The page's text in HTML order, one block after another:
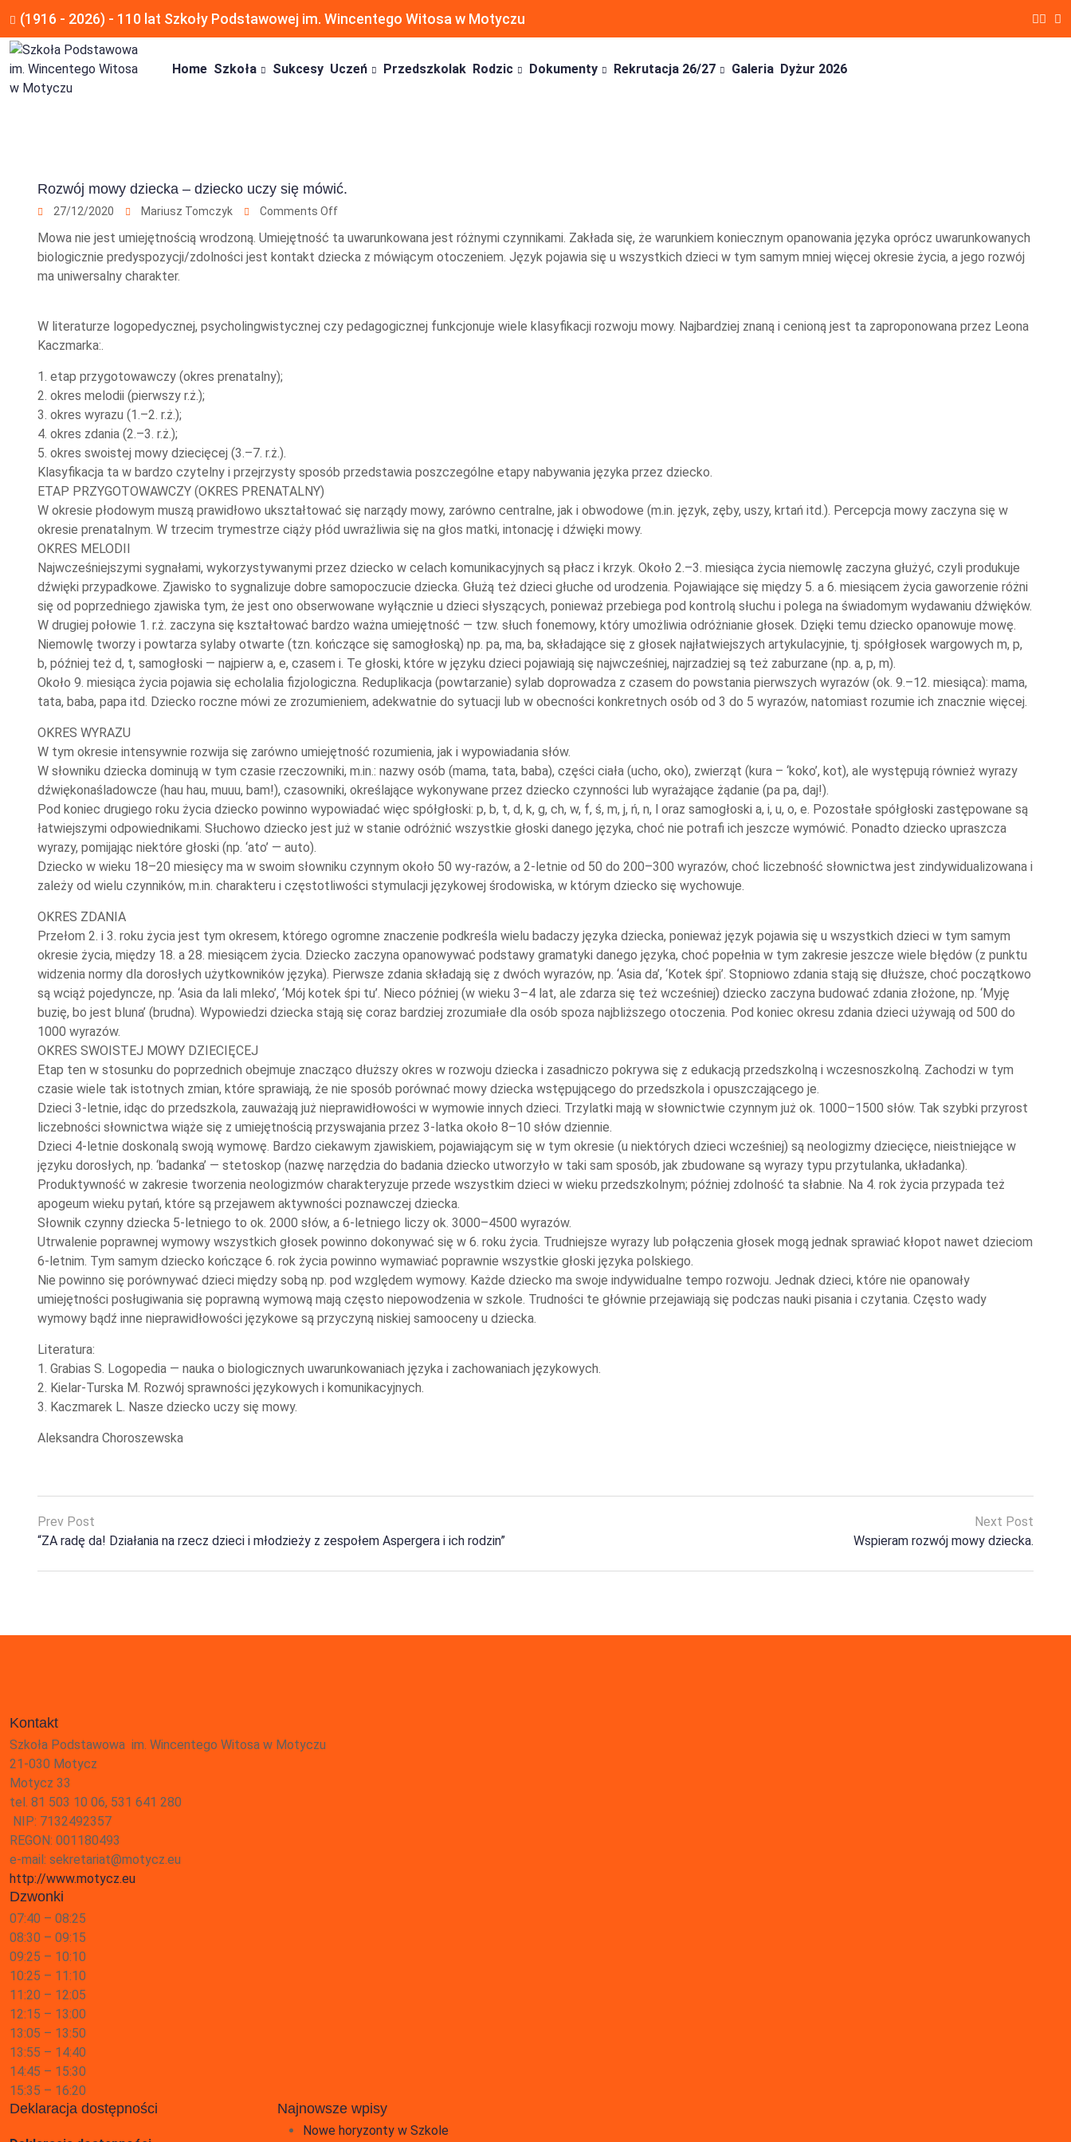
(1916 - 2026) - 110 lat Szkoły Podstawowej im. Wincentego Witosa w Motyczu
Home Szkoła Sukcesy Uczeń Przedszkolak Rodzic Dokumenty Rekrutacja 26/27 Galeria Dyżur 2026
Rozwój mowy dziecka – dziecko uczy się mówić.
27/12/2020 Mariusz Tomczyk Comments Off
Mowa nie jest umiejętnością wrodzoną. Umiejętność ta uwarunkowana jest różnymi czynnikami. Zakłada się, że warunkiem koniecznym opanowania języka oprócz uwarunkowanych
biologicznie predyspozycji/zdolności jest kontakt dziecka z mówiącym otoczeniem. Język pojawia się u wszystkich dzieci w tym samym mniej więcej okresie życia, a jego rozwój
ma uniwersalny charakter.
W literaturze logopedycznej, psycholingwistycznej czy pedagogicznej funkcjonuje wiele klasyfikacji rozwoju mowy. Najbardziej znaną i cenioną jest ta zaproponowana przez Leona
Kaczmarka:.
1. etap przygotowawczy (okres prenatalny);
2. okres melodii (pierwszy r.ż.);
3. okres wyrazu (1.–2. r.ż.);
4. okres zdania (2.–3. r.ż.);
5. okres swoistej mowy dziecięcej (3.–7. r.ż.).
Klasyfikacja ta w bardzo czytelny i przejrzysty sposób przedstawia poszczególne etapy nabywania języka przez dziecko.
ETAP PRZYGOTOWAWCZY (OKRES PRENATALNY)
W okresie płodowym muszą prawidłowo ukształtować się narządy mowy, zarówno centralne, jak i obwodowe (m.in. język, zęby, uszy, krtań itd.). Percepcja mowy zaczyna się w
okresie prenatalnym. W trzecim trymestrze ciąży płód uwrażliwia się na głos matki, intonację i dźwięki mowy.
OKRES MELODII
Najwcześniejszymi sygnałami, wykorzystywanymi przez dziecko w celach komunikacyjnych są płacz i krzyk. Około 2.–3. miesiąca życia niemowlę zaczyna głużyć, czyli produkuje
dźwięki przypadkowe. Zjawisko to sygnalizuje dobre samopoczucie dziecka. Głużą też dzieci głuche od urodzenia. Pojawiające się między 5. a 6. miesiącem życia gaworzenie różni
się od poprzedniego zjawiska tym, że jest ono obserwowane wyłącznie u dzieci słyszących, ponieważ przebiega pod kontrolą słuchu i polega na świadomym wydawaniu dźwięków.
W drugiej połowie 1. r.ż. zaczyna się kształtować bardzo ważna umiejętność — tzw. słuch fonemowy, który umożliwia odróżnianie głosek. Dzięki temu dziecko opanowuje mowę.
Niemowlę tworzy i powtarza sylaby otwarte (tzn. kończące się samogłoską) np. pa, ma, ba, składające się z głosek najłatwiejszych artykulacyjnie, tj. spółgłosek wargowych m, p,
b, później też d, t, samogłoski — najpierw a, e, czasem i. Te głoski, które w języku dzieci pojawiają się najwcześniej, najrzadziej są też zaburzane (np. a, p, m).
Około 9. miesiąca życia pojawia się echolalia fizjologiczna. Reduplikacja (powtarzanie) sylab doprowadza z czasem do powstania pierwszych wyrazów (ok. 9.–12. miesiąca): mama,
tata, baba, papa itd. Dziecko roczne mówi ze zrozumieniem, adekwatnie do sytuacji lub w obecności konkretnych osób od 3 do 5 wyrazów, natomiast rozumie ich znacznie więcej.
OKRES WYRAZU
W tym okresie intensywnie rozwija się zarówno umiejętność rozumienia, jak i wypowiadania słów.
W słowniku dziecka dominują w tym czasie rzeczowniki, m.in.: nazwy osób (mama, tata, baba), części ciała (ucho, oko), zwierząt (kura – ‘koko’, kot), ale występują również wyrazy
dźwiękonaśladowcze (hau hau, muuu, bam!), czasowniki, określające wykonywane przez dziecko czynności lub wyrażające żądanie (pa pa, daj!).
Pod koniec drugiego roku życia dziecko powinno wypowiadać więc spółgłoski: p, b, t, d, k, g, ch, w, f, ś, m, j, ń, n, l oraz samogłoski a, i, u, o, e. Pozostałe spółgłoski zastępowane są
łatwiejszymi odpowiednikami. Słuchowo dziecko jest już w stanie odróżnić wszystkie głoski danego języka, choć nie potrafi ich jeszcze wymówić. Ponadto dziecko upraszcza
wyrazy, pomijając niektóre głoski (np. ‘ato’ — auto).
Dziecko w wieku 18–20 miesięcy ma w swoim słowniku czynnym około 50 wy-razów, a 2-letnie od 50 do 200–300 wyrazów, choć liczebność słownictwa jest zindywidualizowana i
zależy od wielu czynników, m.in. charakteru i częstotliwości stymulacji językowej środowiska, w którym dziecko się wychowuje.
OKRES ZDANIA
Przełom 2. i 3. roku życia jest tym okresem, którego ogromne znaczenie podkreśla wielu badaczy języka dziecka, ponieważ język pojawia się u wszystkich dzieci w tym samym
okresie życia, między 18. a 28. miesiącem życia. Dziecko zaczyna opanowywać podstawy gramatyki danego języka, choć popełnia w tym zakresie jeszcze wiele błędów (z punktu
widzenia normy dla dorosłych użytkowników języka). Pierwsze zdania składają się z dwóch wyrazów, np. ‘Asia da’, ‘Kotek śpi’. Stopniowo zdania stają się dłuższe, choć początkowo
są wciąż pojedyncze, np. ‘Asia da lali mleko’, ‘Mój kotek śpi tu’. Nieco później (w wieku 3–4 lat, ale zdarza się też wcześniej) dziecko zaczyna budować zdania złożone, np. ‘Myję
buzię, bo jest bluna’ (brudna). Wypowiedzi dziecka stają się coraz bardziej zrozumiałe dla osób spoza najbliższego otoczenia. Pod koniec okresu zdania dzieci używają od 500 do
1000 wyrazów.
OKRES SWOISTEJ MOWY DZIECIĘCEJ
Etap ten w stosunku do poprzednich obejmuje znacząco dłuższy okres w rozwoju dziecka i zasadniczo pokrywa się z edukacją przedszkolną i wczesnoszkolną. Zachodzi w tym
czasie wiele tak istotnych zmian, które sprawiają, że nie sposób porównać mowy dziecka wstępującego do przedszkola i opuszczającego je.
Dzieci 3-letnie, idąc do przedszkola, zauważają już nieprawidłowości w wymowie innych dzieci. Trzylatki mają w słownictwie czynnym już ok. 1000–1500 słów. Tak szybki przyrost
liczebności słownictwa wiąże się z umiejętnością przyswajania przez 3-latka około 8–10 słów dziennie.
Dzieci 4-letnie doskonalą swoją wymowę. Bardzo ciekawym zjawiskiem, pojawiającym się w tym okresie (u niektórych dzieci wcześniej) są neologizmy dziecięce, nieistniejące w
języku dorosłych, np. ‘badanka’ — stetoskop (nazwę narzędzia do badania dziecko utworzyło w taki sam sposób, jak zbudowane są wyrazy typu przytulanka, układanka).
Produktywność w zakresie tworzenia neologizmów charakteryzuje przede wszystkim dzieci w wieku przedszkolnym; później zdolność ta słabnie. Na 4. rok życia przypada też
apogeum wieku pytań, które są przejawem aktywności poznawczej dziecka.
Słownik czynny dziecka 5-letniego to ok. 2000 słów, a 6-letniego liczy ok. 3000–4500 wyrazów.
Utrwalenie poprawnej wymowy wszystkich głosek powinno dokonywać się w 6. roku życia. Trudniejsze wyrazy lub połączenia głosek mogą jednak sprawiać kłopot nawet dzieciom
6-letnim. Tym samym dziecko kończące 6. rok życia powinno wymawiać poprawnie wszystkie głoski języka polskiego.
Nie powinno się porównywać dzieci między sobą np. pod względem wymowy. Każde dziecko ma swoje indywidualne tempo rozwoju. Jednak dzieci, które nie opanowały
umiejętności posługiwania się poprawną wymową mają często niepowodzenia w szkole. Trudności te głównie przejawiają się podczas nauki pisania i czytania. Często wady
wymowy bądź inne nieprawidłowości językowe są przyczyną niskiej samooceny u dziecka.
Literatura:
1. Grabias S. Logopedia — nauka o biologicznych uwarunkowaniach języka i zachowaniach językowych.
2. Kielar-Turska M. Rozwój sprawności językowych i komunikacyjnych.
3. Kaczmarek L. Nasze dziecko uczy się mowy.
Aleksandra Choroszewska
Prev Post
“ZA radę da! Działania na rzecz dzieci i młodzieży z zespołem Aspergera i ich rodzin”
Next Post
Wspieram rozwój mowy dziecka.
Kontakt
Szkoła Podstawowa im. Wincentego Witosa w Motyczu
21-030 Motycz
Motycz 33
tel. 81 503 10 06, 531 641 280
NIP: 7132492357
REGON: 001180493
e-mail: sekretariat@motycz.eu
http://www.motycz.eu
Dzwonki
07:40 – 08:25
08:30 – 09:15
09:25 – 10:10
10:25 – 11:10
11:20 – 12:05
12:15 – 13:00
13:05 – 13:50
13:55 – 14:40
14:45 – 15:30
15:35 – 16:20
Deklaracja dostępności Najnowsze wpisy
Nowe horyzonty w Szkole